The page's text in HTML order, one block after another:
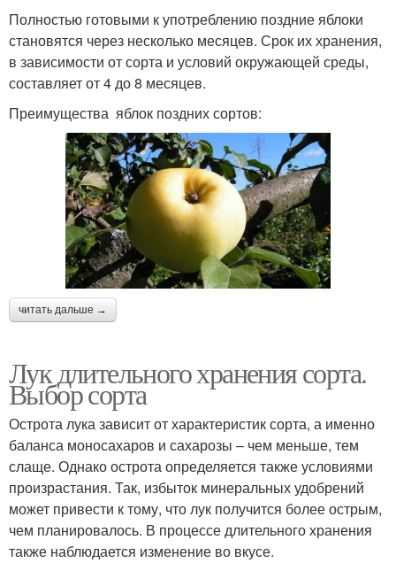
Полностью готовыми к употреблению поздние яблоки
становятся через несколько месяцев. Срок их хранения,
в зависимости от сорта и условий окружающей среды,
составляет от 4 до 8 месяцев.
Преимущества яблок поздних сортов:
читать дальше →
Лук длительного хранения сорта.
Выбор сорта
Острота лука зависит от характеристик сорта, а именно
баланса моносахаров и сахарозы – чем меньше, тем
слаще. Однако острота определяется также условиями
произрастания. Так, избыток минеральных удобрений
может привести к тому, что лук получится более острым,
чем планировалось. В процессе длительного хранения
также наблюдается изменение во вкусе.